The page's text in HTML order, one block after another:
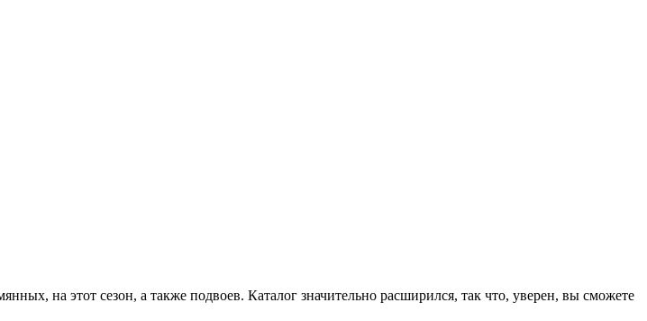
на этот сезон, а также подвоев. Каталог значительно расширился, так что, уверен, вы сможете